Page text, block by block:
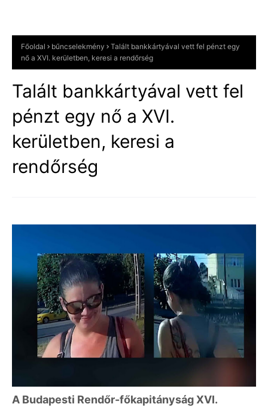
Főoldal bűncselekmény
Talált bankkártyával vett fel pénzt egy
nő a XVI. kerületben, keresi a rendőrség
Talált bankkártyával vett fel
pénzt egy nő a XVI.
kerületben, keresi a
rendőrség
A Budapesti Rendőr-főkapitányság XVI.